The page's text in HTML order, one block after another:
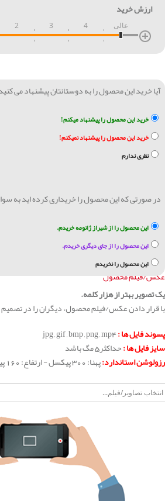
ارزش خرید
2 3 4 عالی
آیا خرید این محصول را به دوستانتان پیشنهاد می
خرید این محصول را پیشنهاد میکنم!
خرید این محصول را پیشنهاد نمیکنم!
نظری ندارم
در صورتی که این محصول را خریداری کرده اید به
این محصول را از شیراز ژانومه خریدم.
این محصول را از جای دیگری خریدم.
این محصول را نخریدم
عکس/فیلم محصول
یک تصویر بهتر از هزار کلمه.
با قرار دادن عکس/فیلم محصول، دیگران را در تصمیم
پسوند فایل ها :
سایز فایل ها :حداکثر5 مگ باشد
رزولوشن استاندارد:پهنا: 300 پیکسل - ارتفاع: 160 پیکسل